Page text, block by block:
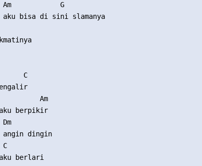
Am            G
aku bisa di sini slamanya
C
Am
aku berpikir
Dm
angin dingin
C
aku berlari